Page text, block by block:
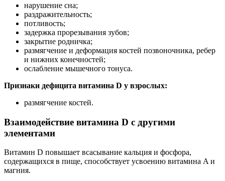
нарушение сна;
раздражительность;
потливость;
задержка прорезывания зубов;
закрытие родничка;
размягчение и деформация костей позвоночника, ребер
и нижних конечностей;
ослабление мышечного тонуса.
Признаки дефицита витамина D у взрослых:
размягчение костей.
Взаимодействие витамина D с другими
элементами
Витамин D повышает всасывание кальция и фосфора,
содержащихся в пище, способствует усвоению витамина A и
магния.